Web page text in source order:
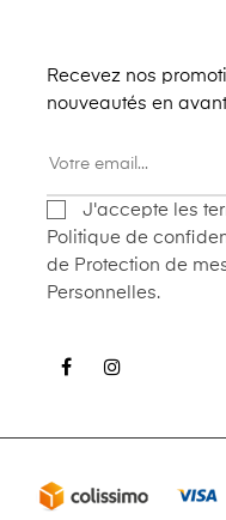
Recevez nos
nouveautés en
J'accepte les
Politique de
de Protection de
Personnelles.
Facebook